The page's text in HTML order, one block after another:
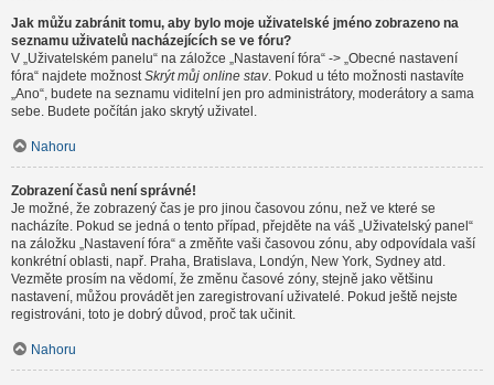
Jak můžu zabránit tomu, aby bylo moje uživatelské jméno zobrazeno na
seznamu uživatelů nacházejících se ve fóru?
V „Uživatelském panelu“ na záložce „Nastavení fóra“ -> „Obecné nastavení
fóra“ najdete možnostSkrýt můj online stav. Pokud u této možnosti nastavíte
„Ano“, budete na seznamu viditelní jen pro administrátory, moderátory a sama
sebe. Budete počítán jako skrytý uživatel.
Nahoru
Zobrazení časů není správné!
Je možné, že zobrazený čas je pro jinou časovou zónu, než ve které se
nacházíte. Pokud se jedná o tento případ, přejděte na váš „Uživatelský panel“
na záložku „Nastavení fóra“ a změňte vaši časovou zónu, aby odpovídala vaší
konkrétní oblasti, např. Praha, Bratislava, Londýn, New York, Sydney atd.
Vezměte prosím na vědomí, že změnu časové zóny, stejně jako většinu
nastavení, můžou provádět jen zaregistrovaní uživatelé. Pokud ještě nejste
registrováni, toto je dobrý důvod, proč tak učinit.
Nahoru